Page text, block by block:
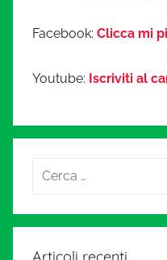
Facebook: Clicca mi
Youtube: Iscriviti al